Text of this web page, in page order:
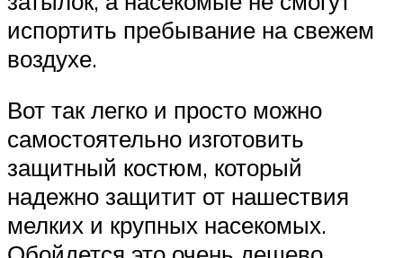
испортить пребывание на свежем
воздухе.
Вот так легко и просто можно
самостоятельно изготовить
защитный костюм, который
надежно защитит от нашествия
мелких и крупных насекомых.